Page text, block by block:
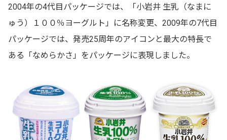
2004年の4代目パッケージでは、「小岩井 生乳（なまに
ゅう）１００％ヨーグルト」に名称変更、2009年の7代目
パッケージでは、発売25周年のアイコンと最大の特長で
ある「なめらかさ」をパッケージに表現しました。